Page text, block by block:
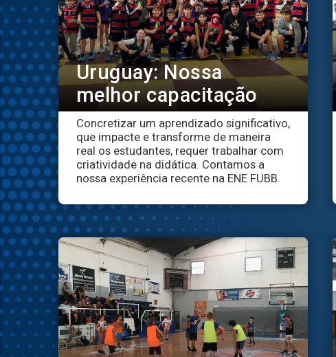
Uruguay: Nossa
melhor capacitação
Concretizar um aprendizado significativo,
que impacte e transforme de maneira
real os estudantes, requer trabalhar com
criatividade na didática. Contamos a
nossa experiência recente na ENE FUBB.